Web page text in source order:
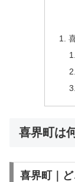
喜界町は
喜界町｜